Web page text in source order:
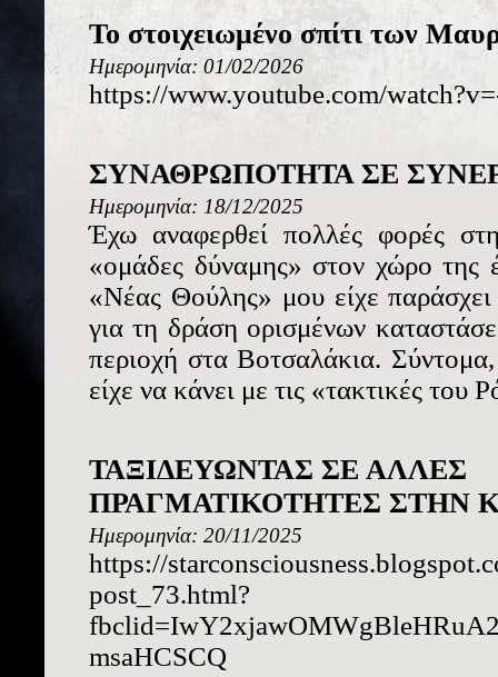
Το στοιχειωμένο σπίτι των
Ημερομηνία: 01/02/2026
https://www.youtube.com/
ΣΥΝΑΘΡΩΠΟΤΗΤΑ ΣΕ
Ημερομηνία: 18/12/2025
Έχω αναφερθεί πολλές φορές
«ομάδες δύναμης» στον χώρο της
«Νέας Θούλης» μου είχε παράσχει
για τη δράση ορισμένων
περιοχή στα Βοτσαλάκια.
είχε να κάνει με τις «τακτικές του
ΤΑΞΙΔΕΥΩΝΤΑΣ ΣΕ ΑΛΛΕΣ
ΠΡΑΓΜΑΤΙΚΟΤΗΤΕΣ ΣΤΗΝ
Ημερομηνία: 20/11/2025
https://
post_73.html?
msaHCSCQ